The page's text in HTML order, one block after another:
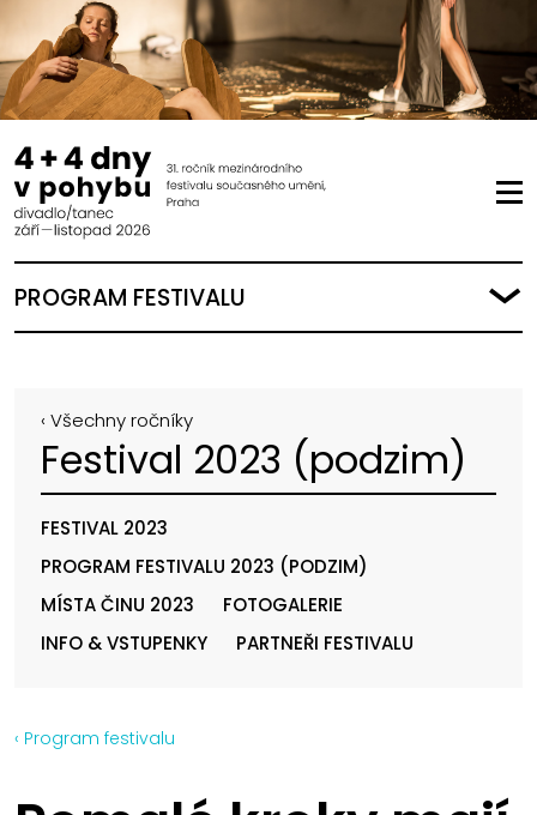
PROGRAM FESTIVALU
‹ Všechny ročníky
Festival 2023 (podzim)
FESTIVAL 2023
PROGRAM FESTIVALU 2023 (PODZIM)
MÍSTA ČINU 2023
FOTOGALERIE
INFO & VSTUPENKY
PARTNEŘI FESTIVALU
‹ Program festivalu